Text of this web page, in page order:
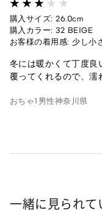
購入サイズ: 26.0cm
購入カラー: 32 BEIGE
お客様の着用感: 少し小
冬には暖かくて丁度良
覆ってくれるので、濡
おちゃ1 男性神奈川県
一緒に見られて